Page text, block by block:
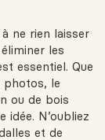
ne rien laisser
les
essentiel. Que
photos, le
ou de bois
idée. N’oubliez
et de